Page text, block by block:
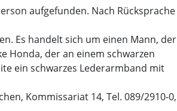
aufgefunden. Nach Rücksprache
Es handelt sich um einen Mann, der
Honda, der an einem schwarzen
ein schwarzes Lederarmband mit
Kommissariat 14, Tel. 089/2910-0,